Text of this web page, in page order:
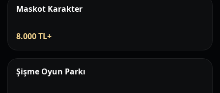
Maskot Karakter
8.000 TL+
Şişme Oyun Parkı